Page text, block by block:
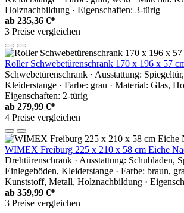
Holznachbildung · Eigenschaften: 3-türig
ab 235,36 €*
3 Preise vergleichen
Roller Schwebetürenschrank 170 x 196 x 57
Schwebetürenschrank · Ausstattung:
Kleiderstange · Farbe: grau · Material: Glas,
Eigenschaften: 2-türig
ab 279,99 €*
4 Preise vergleichen
WIMEX Freiburg 225 x 210 x 58 cm Eiche
Drehtürenschrank · Ausstattung: Schubladen,
Einlegeböden, Kleiderstange · Farbe: braun,
Kunststoff, Metall, Holznachbildung ·
ab 359,99 €*
3 Preise vergleichen